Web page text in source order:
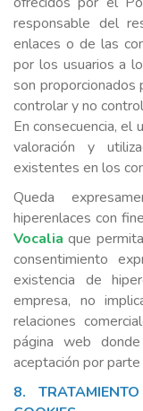
responsable del
enlaces o de las
por los usuarios a
son
controlar y no
En consecuencia, el
valoración y
existentes en los
Queda
hiperenlaces con
Vocalia que
consentimiento
existencia de
empresa, no
relaciones
página web
aceptación por
8.